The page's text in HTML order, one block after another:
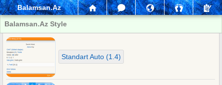
Balamsan.Az
Balamsan.Az Style
Standart Auto (1.4)